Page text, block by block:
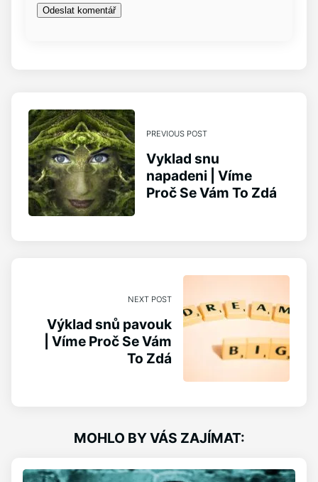
PREVIOUS POST
Vyklad snu
napadeni | Víme
Proč Se Vám To Zdá
NEXT POST
Výklad snů pavouk
| Víme Proč Se Vám
To Zdá
MOHLO BY VÁS ZAJÍMAT: